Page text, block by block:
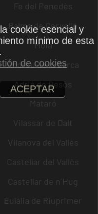
Fe del Penedès
Palma de Cervelló
Moià
Andreu de la Barca
Adrià de Besòs
Mataró
Vilassar de Dalt
Vilanova del Vallès
Castellar del Vallès
Castellar de n´Hug
Eulàlia de Riuprimer
cookie esencial y
mínimo de esta
de cookies
ACEPTAR